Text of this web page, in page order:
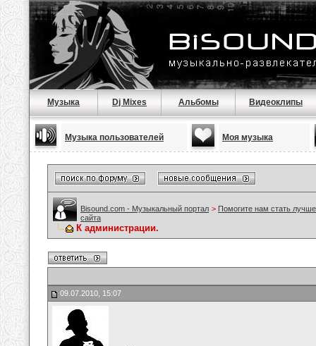
Музыка Dj Mixes Альбомы Видеоклипы
Музыка пользователей Моя музыка
Bisound.com - Музыкальный портал > Помогите нам стать
сайта
К администрации.
09.07.2010, 15:07